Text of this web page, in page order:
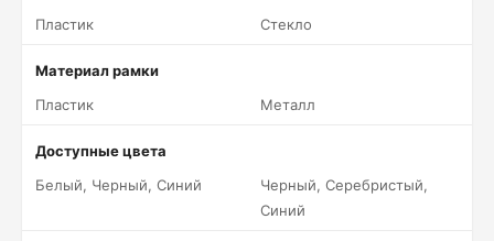
Пластик
Стекло
Материал рамки
Пластик
Металл
Доступные цвета
Белый, Черный, Синий
Черный, Серебристый,
Синий